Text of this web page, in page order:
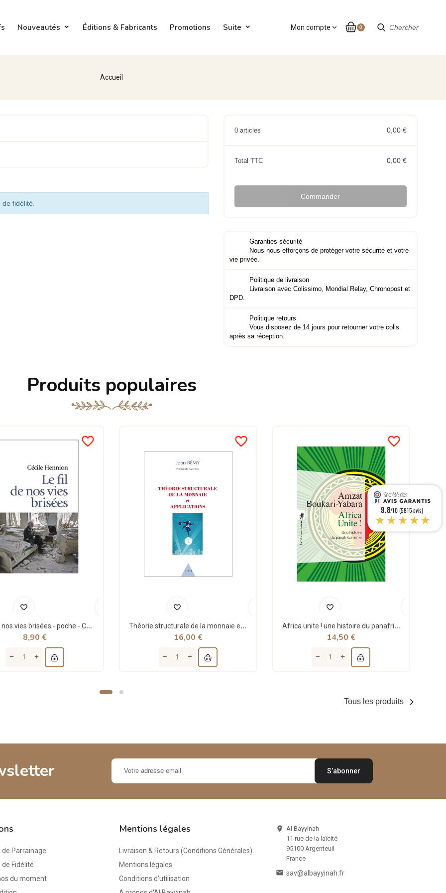
Chercher
Nouveautés Éditions & Fabricants Promotions Suite 0
Mon compte expand_more
Accueil
fidélité.
0 articles 0,00 €
Total TTC 0,00 €
Commander
Garanties sécurité
Nous nous efforçons de protéger votre sécurité et votre
vie privée.
Politique de livraison
Livraison avec Colissimo, Mondial Relay, Chronopost et
DPD.
Politique retours
Vous disposez de 14 jours pour retourner votre colis
après sa réception.
Produits populaires
favorite_border
Le fil de nos vies brisées - poche - Cécile Hennion - Points
8,90 €
favorite_border
Théorie structurale de la monnaie et applications - Jean Rémy - Sigest
16,00 €
favorite_border
Africa unite ! une histoire du panafricanisme - poche - Amzat Boukari-yabara - La découverte
14,50 €
Tous les produits 
Parrainage
Fidélité
du moment
Mentions légales
Livraison & Retours (Conditions Générales)
Mentions légales
Conditions d'utilisation
 Al Bayyinah
11 rue de la laïcité
95100 Argenteuil
France
 sav@albayyinah.fr
9.8/10 (5815 avis)
★★★★★